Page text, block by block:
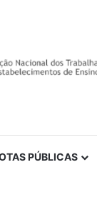
PÚBLICAS